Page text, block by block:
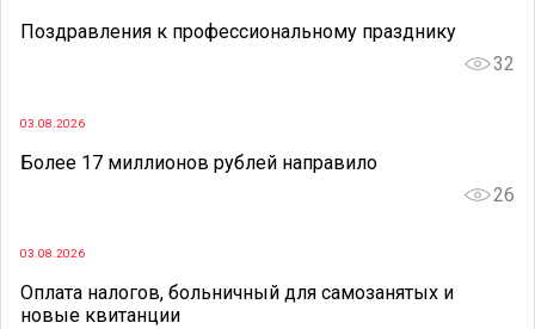
Поздравления к профессиональному празднику
32
03.08.2026
Более 17 миллионов рублей направило
26
03.08.2026
Оплата налогов, больничный для самозанятых и
новые квитанции